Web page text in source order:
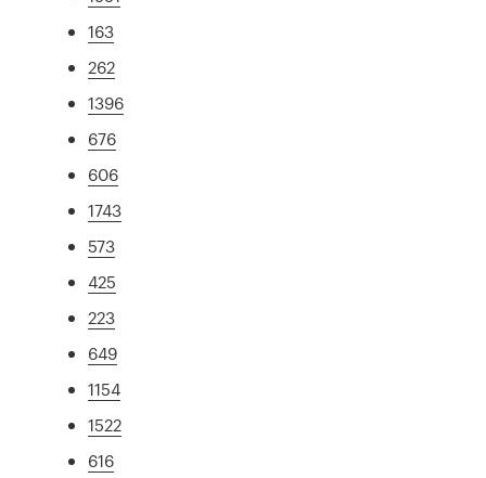
163
262
1396
676
606
1743
573
425
223
649
1154
1522
616